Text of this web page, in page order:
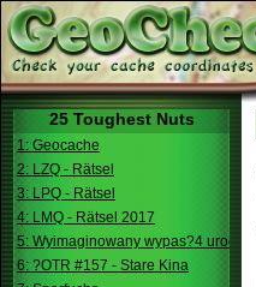
25 Toughest Nuts
1: Geocache
2: LZQ - Rätsel
3: LPQ - Rätsel
4: LMQ - Rätsel 2017
5: Wyimaginowany wypas?4 urodziny
6: ?OTR #157 - Stare Kina